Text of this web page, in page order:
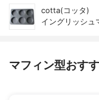
cotta(コッタ)
イングリッシュ
マフィン型おす